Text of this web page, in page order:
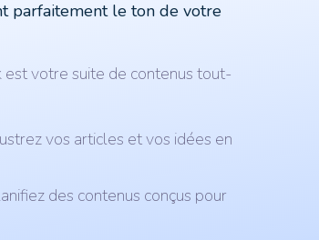
parfaitement le ton de votre
est votre suite de contenus tout-
vos articles et vos idées en
des contenus conçus pour